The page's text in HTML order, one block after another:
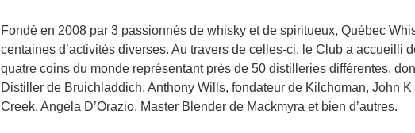
Fondé en 2008 par 3 passionnés de whisky et de spiritueux, Québec
centaines d’activités diverses. Au travers de celles-ci, le Club a accueilli
quatre coins du monde représentant près de 50 distilleries différentes,
Distiller de Bruichladdich, Anthony Wills, fondateur de Kilchoman, John
Creek, Angela D’Orazio, Master Blender de Mackmyra et bien d’autres.